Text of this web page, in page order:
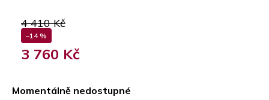
4 410 Kč
–14 %
3 760 Kč
Momentálně nedostupné